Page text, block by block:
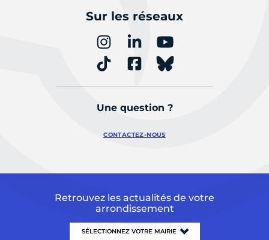
Sur les réseaux
Une question ?
CONTACTEZ-NOUS
Retrouvez les actualités de votre
arrondissement